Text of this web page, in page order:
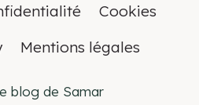
Cookies
Mentions légales
blog de Samar